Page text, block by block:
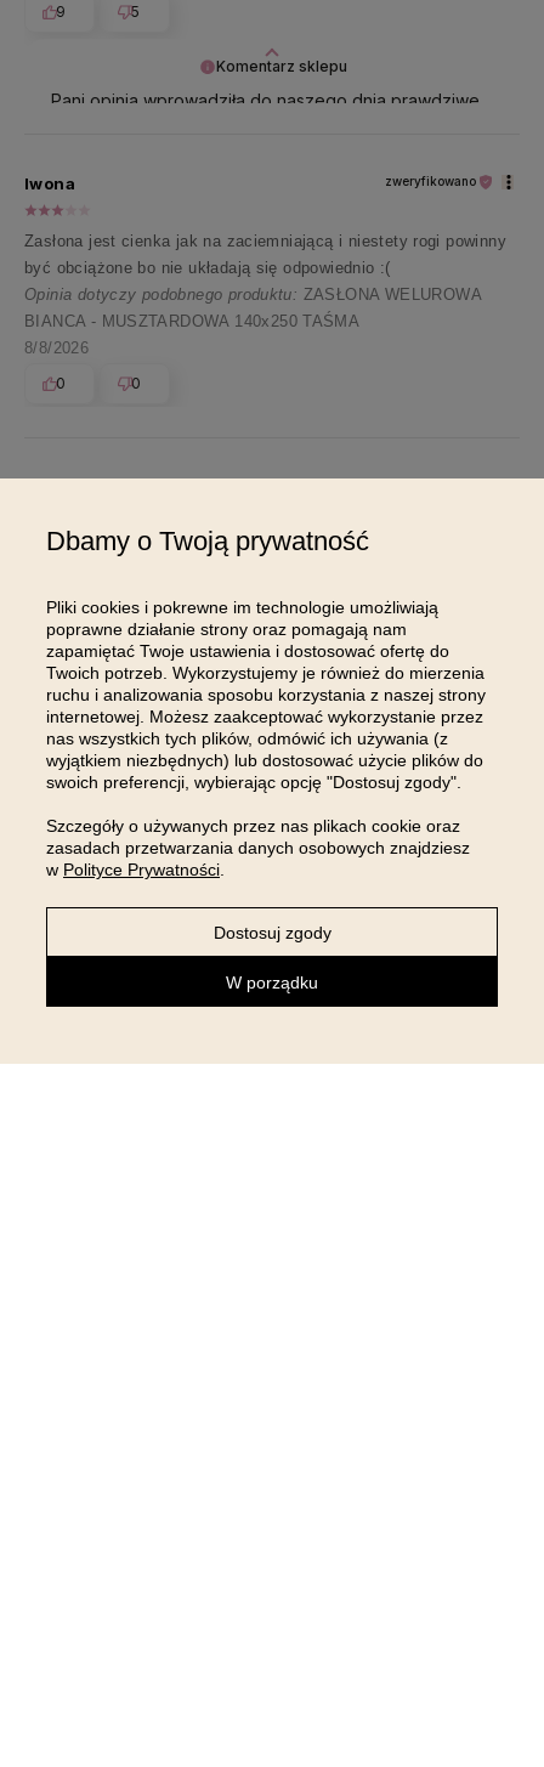
Komentarz sklepu
Pani opinia wprowadziła do naszego dnia prawdziwe
9
5
Iwona zweryfikowano
Zasłona jest cienka jak na zaciemniającą i niestety rogi powinny
być obciążone bo nie układają się odpowiednio :(
Opinia dotyczy podobnego produktu: ZASŁONA WELUROWA
BIANCA - MUSZTARDOWA 140x250 TAŚMA
8/8/2026
0
0
DOŁĄCZ DO NAS NA
INSTAGRAMIE
Dbamy o Twoją prywatność
Pliki cookies i pokrewne im technologie umożliwiają
poprawne działanie strony oraz pomagają nam
zapamiętać Twoje ustawienia i dostosować ofertę do
Twoich potrzeb. Wykorzystujemy je również do mierzenia
ruchu i analizowania sposobu korzystania z naszej strony
internetowej. Możesz zaakceptować wykorzystanie przez
nas wszystkich tych plików, odmówić ich używania (z
wyjątkiem niezbędnych) lub dostosować użycie plików do
swoich preferencji, wybierając opcję "Dostosuj zgody".
Szczegóły o używanych przez nas plikach cookie oraz
zasadach przetwarzania danych osobowych znajdziesz
w Polityce Prywatności
W porządku
Dostosuj zgody